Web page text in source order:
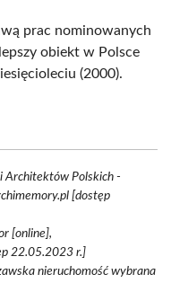
prac nominowanych
obiekt w Polsce
(2000).
Architektów Polskich -
[dostęp
[online],
22.05.2023 r.]
nieruchomość wybrana